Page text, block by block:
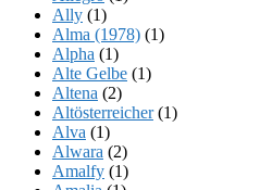
Ally (1)
Alma (1978) (1)
Alpha (1)
Alte Gelbe (1)
Altena (2)
Altösterreicher(1)
Alva (1)
Alwara (2)
Amalfy (1)